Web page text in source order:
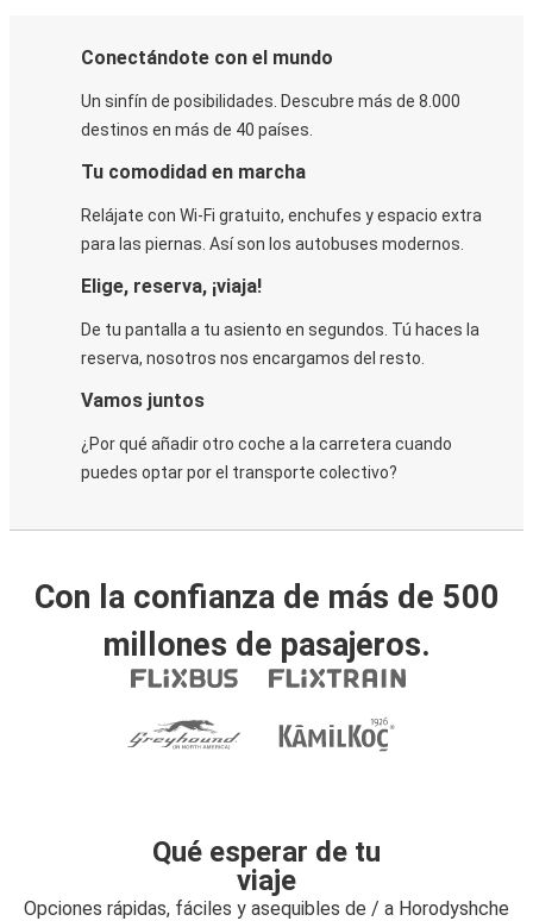
Conectándote con el mundo
Un sinfín de posibilidades. Descubre más de 8.000
destinos en más de 40 países.
Tu comodidad en marcha
Relájate con Wi-Fi gratuito, enchufes y espacio extra
para las piernas. Así son los autobuses modernos.
Elige, reserva, ¡viaja!
De tu pantalla a tu asiento en segundos. Tú haces la
reserva, nosotros nos encargamos del resto.
Vamos juntos
¿Por qué añadir otro coche a la carretera cuando
puedes optar por el transporte colectivo?
Con la confianza de más de 500
millones de pasajeros.
Qué esperar de tu
viaje
Opciones rápidas, fáciles y asequibles de / a Horodyshche